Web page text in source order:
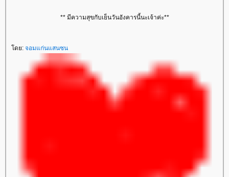
** มีความสุขกับเย็นวันอังคารนี้นะเจ้าค่ะ**
ดย: จอมแก่นแสนซน